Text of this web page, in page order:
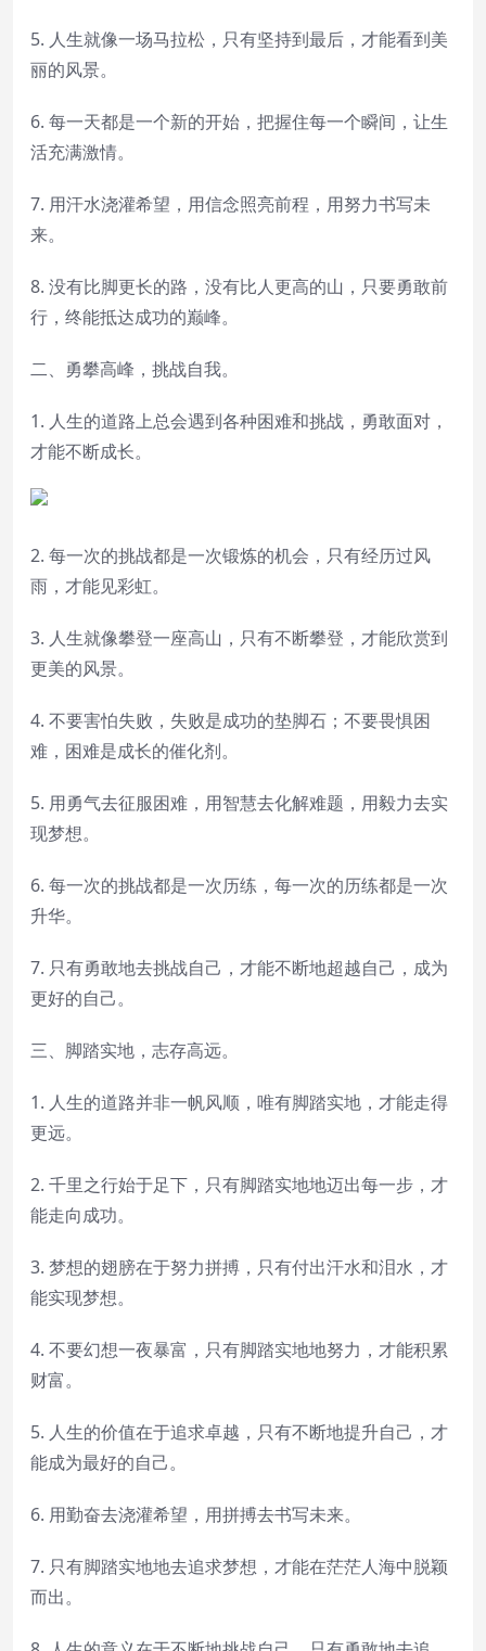
5. 人生就像一场马拉松，只有坚持到最后，才能看到美
丽的风景。
6. 每一天都是一个新的开始，把握住每一个瞬间，让生
活充满激情。
7. 用汗水浇灌希望，用信念照亮前程，用努力书写未
来。
8. 没有比脚更长的路，没有比人更高的山，只要勇敢前
行，终能抵达成功的巅峰。
二、勇攀高峰，挑战自我。
1. 人生的道路上总会遇到各种困难和挑战，勇敢面对，
才能不断成长。
2. 每一次的挑战都是一次锻炼的机会，只有经历过风
雨，才能见彩虹。
3. 人生就像攀登一座高山，只有不断攀登，才能欣赏到
更美的风景。
4. 不要害怕失败，失败是成功的垫脚石；不要畏惧困
难，困难是成长的催化剂。
5. 用勇气去征服困难，用智慧去化解难题，用毅力去实
现梦想。
6. 每一次的挑战都是一次历练，每一次的历练都是一次
升华。
7. 只有勇敢地去挑战自己，才能不断地超越自己，成为
更好的自己。
三、脚踏实地，志存高远。
1. 人生的道路并非一帆风顺，唯有脚踏实地，才能走得
更远。
2. 千里之行始于足下，只有脚踏实地地迈出每一步，才
能走向成功。
3. 梦想的翅膀在于努力拼搏，只有付出汗水和泪水，才
能实现梦想。
4. 不要幻想一夜暴富，只有脚踏实地地努力，才能积累
财富。
5. 人生的价值在于追求卓越，只有不断地提升自己，才
能成为最好的自己。
6. 用勤奋去浇灌希望，用拼搏去书写未来。
7. 只有脚踏实地地去追求梦想，才能在茫茫人海中脱颖
而出。